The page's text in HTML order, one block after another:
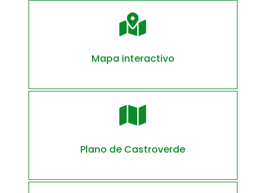

Mapa interactivo

Plano de Castroverde